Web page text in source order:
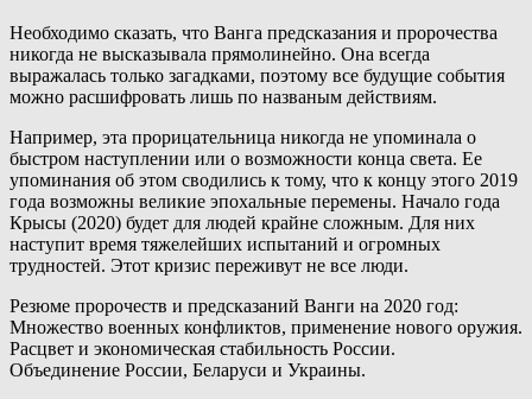
Необходимо сказать, что Ванга предсказания и пророчества
никогда не высказывала прямолинейно. Она всегда
выражалась только загадками, поэтому все будущие события
можно расшифровать лишь по названым действиям.
Например, эта прорицательница никогда не упоминала о
быстром наступлении или о возможности конца света. Ее
упоминания об этом сводились к тому, что к концу этого 2019
года возможны великие эпохальные перемены. Начало года
Крысы (2020) будет для людей крайне сложным. Для них
наступит время тяжелейших испытаний и огромных
трудностей. Этот кризис переживут не все люди.
Резюме пророчеств и предсказаний Ванги на 2020 год:
Множество военных конфликтов, применение нового оружия.
Расцвет и экономическая стабильность России.
Объединение России, Беларуси и Украины.